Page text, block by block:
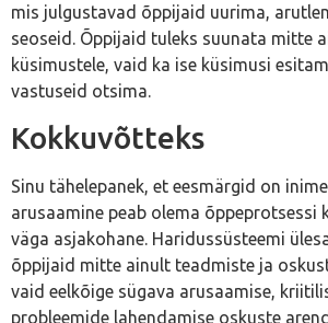
mis julgustavad õppijaid uurima,
seoseid. Õppijaid tuleks suunata mitte
küsimustele, vaid ka ise küsimusi
vastuseid otsima.
Kokkuvõtteks
Sinu tähelepanek, et eesmärgid on
arusaamine peab olema õppeprotsessi
väga asjakohane. Haridussüsteemi
õppijaid mitte ainult teadmiste ja
vaid eelkõige sügava arusaamise,
probleemide lahendamise oskuste